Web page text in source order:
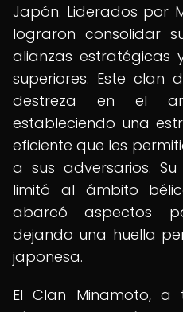
Japón. Liderados por
lograron consolidar
alianzas estratégicas
superiores. Este clan
destreza en el
estableciendo una
eficiente que les
a sus adversarios.
limitó al ámbito
abarcó aspectos
dejando una huella
japonesa.
El Clan Minamoto,